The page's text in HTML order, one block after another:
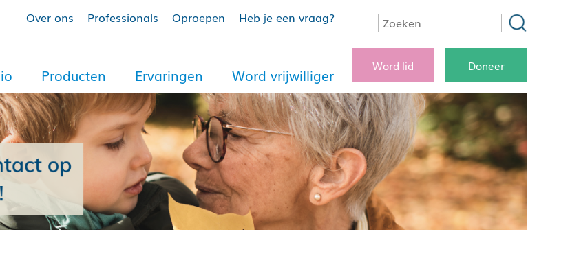
Over ons Professionals Oproepen Heb je een vraag?
Producten Ervaringen Word vrijwilliger
Word lid Doneer